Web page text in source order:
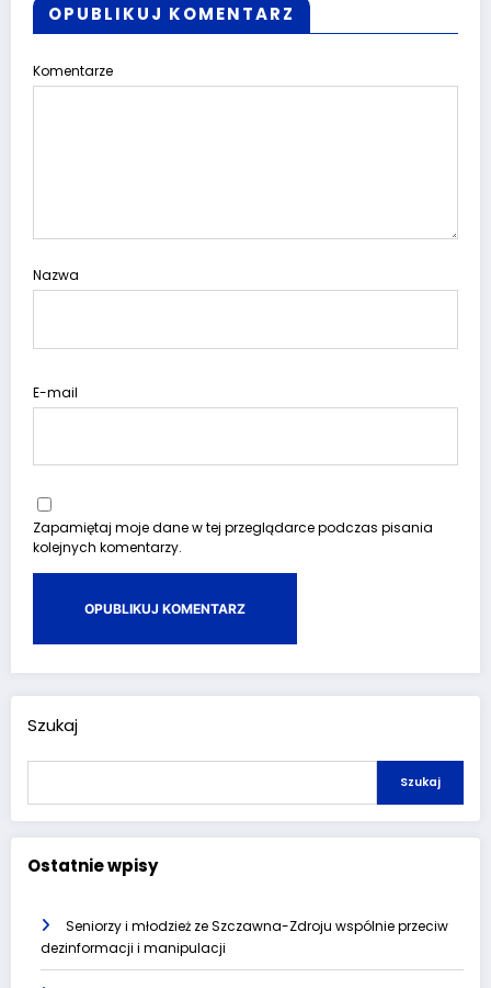
OPUBLIKUJ KOMENTARZ
Komentarze
Nazwa
E-mail
Zapamiętaj moje dane w tej przeglądarce podczas pisania
kolejnych komentarzy.
Szukaj
Szukaj
Ostatnie wpisy
Seniorzy i młodzież ze Szczawna-Zdroju wspólnie przeciw
dezinformacji i manipulacji